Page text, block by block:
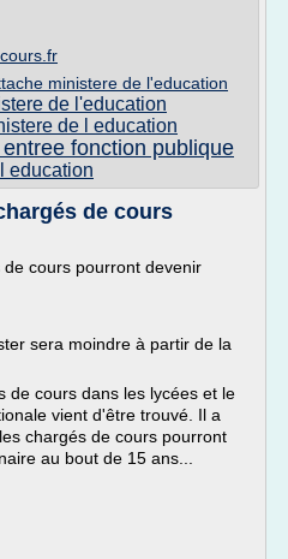
ministere de l'education
de l'education
de l education
fonction publique
education
de cours
cours pourront devenir
sera moindre à partir de la
de cours dans les lycées et le
vient d'être trouvé. Il a
chargés de cours pourront
au bout de 15 ans...